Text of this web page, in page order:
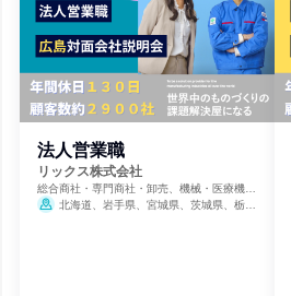
法人営業職
リックス株式会社
総合商社・専門商社・卸売、機械・医療機器
メーカー、製造・メーカー
北海道、岩手県、宮城県、茨城県、栃木